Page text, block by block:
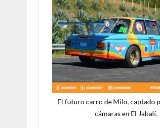
El futuro carro de Milo, captado
cámaras en El Jabalí.